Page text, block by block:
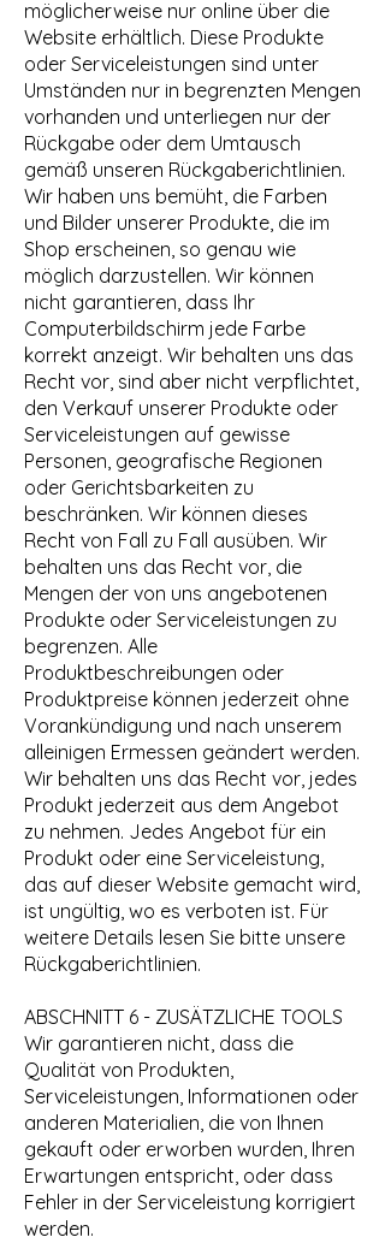
möglicherweise nur online über die
Website erhältlich. Diese Produkte
oder Serviceleistungen sind unter
Umständen nur in begrenzten Mengen
vorhanden und unterliegen nur der
Rückgabe oder dem Umtausch
gemäß unseren Rückgaberichtlinien.
Wir haben uns bemüht, die Farben
und Bilder unserer Produkte, die im
Shop erscheinen, so genau wie
möglich darzustellen. Wir können
nicht garantieren, dass Ihr
Computerbildschirm jede Farbe
korrekt anzeigt. Wir behalten uns das
Recht vor, sind aber nicht verpflichtet,
den Verkauf unserer Produkte oder
Serviceleistungen auf gewisse
Personen, geografische Regionen
oder Gerichtsbarkeiten zu
beschränken. Wir können dieses
Recht von Fall zu Fall ausüben. Wir
behalten uns das Recht vor, die
Mengen der von uns angebotenen
Produkte oder Serviceleistungen zu
begrenzen. Alle
Produktbeschreibungen oder
Produktpreise können jederzeit ohne
Vorankündigung und nach unserem
alleinigen Ermessen geändert werden.
Wir behalten uns das Recht vor, jedes
Produkt jederzeit aus dem Angebot
zu nehmen. Jedes Angebot für ein
Produkt oder eine Serviceleistung,
das auf dieser Website gemacht wird,
ist ungültig, wo es verboten ist. Für
weitere Details lesen Sie bitte unsere
Rückgaberichtlinien.
ABSCHNITT 6 - ZUSÄTZLICHE TOOLS
Wir garantieren nicht, dass die
Qualität von Produkten,
Serviceleistungen, Informationen oder
anderen Materialien, die von Ihnen
gekauft oder erworben wurden, Ihren
Erwartungen entspricht, oder dass
Fehler in der Serviceleistung korrigiert
werden.